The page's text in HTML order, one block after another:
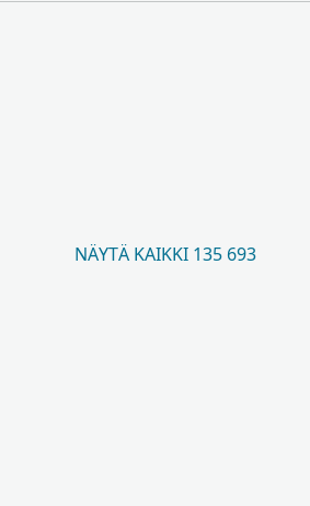
NÄYTÄ KAIKKI 135 693